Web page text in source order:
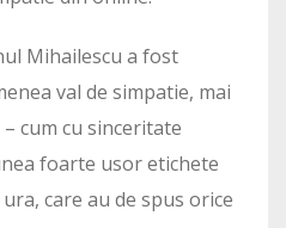
Mihailescu a fost
val de simpatie, mai
cum cu sinceritate
foarte usor etichete
care au de spus orice